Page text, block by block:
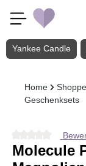
Zum Hauptinhalt
Yankee Candle
Home
Geschenksets
Durchschnittliche
Molecule